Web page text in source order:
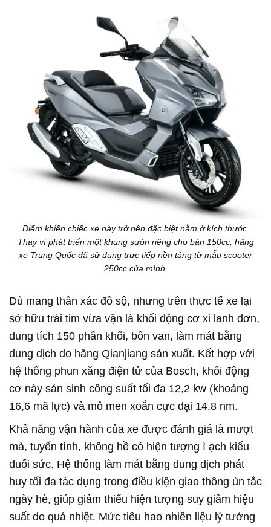
Điểm khiến chiếc xe này trở nên đặc biệt nằm ở kích thước.
Thay vì phát triển một khung sườn riêng cho bản 150cc, hãng
xe Trung Quốc đã sử dụng trực tiếp nền tảng từ mẫu scooter
250cc của mình.
Dù mang thân xác đồ sộ, nhưng trên thực tế xe lại
sở hữu trái tim vừa vặn là khối động cơ xi lanh đơn,
dung tích 150 phân khối, bốn van, làm mát bằng
dung dịch do hãng Qianjiang sản xuất. Kết hợp với
hệ thống phun xăng điện tử của Bosch, khối động
cơ này sản sinh công suất tối đa 12,2 kw (khoảng
16,6 mã lực) và mô men xoắn cực đại 14,8 nm.
Khả năng vận hành của xe được đánh giá là mượt
mà, tuyến tính, không hề có hiện tượng ì ạch kiểu
đuối sức. Hệ thống làm mát bằng dung dịch phát
huy tối đa tác dụng trong điều kiện giao thông ùn tắc
ngày hè, giúp giảm thiểu hiện tượng suy giảm hiệu
suất do quá nhiệt. Mức tiêu hao nhiên liệu lý tưởng